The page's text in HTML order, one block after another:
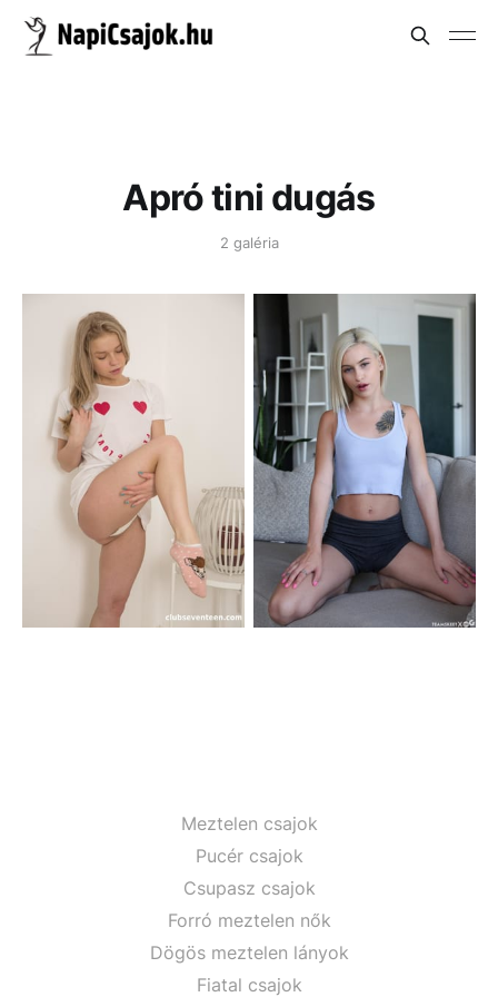
Apró tini dugás
2 galéria
Meztelen csajok
Pucér csajok
Csupasz csajok
Forró meztelen nők
Dögös meztelen lányok
Fiatal csajok